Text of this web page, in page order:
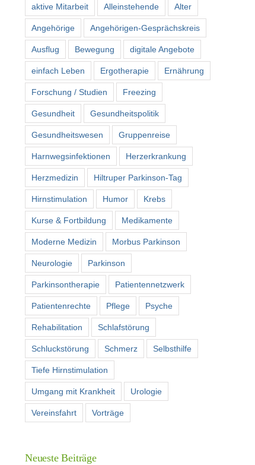
aktive Mitarbeit Alleinstehende Alter
Angehörige Angehörigen-Gesprächskreis
Ausflug Bewegung digitale Angebote
einfach Leben Ergotherapie Ernährung
Forschung / Studien Freezing
Gesundheit Gesundheitspolitik
Gesundheitswesen Gruppenreise
Harnwegsinfektionen Herzerkrankung
Herzmedizin Hiltruper Parkinson-Tag
Hirnstimulation Humor Krebs
Kurse & Fortbildung Medikamente
Moderne Medizin Morbus Parkinson
Neurologie Parkinson
Parkinsontherapie Patientennetzwerk
Patientenrechte Pflege Psyche
Rehabilitation Schlafstörung
Schluckstörung Schmerz Selbsthilfe
Tiefe Hirnstimulation
Umgang mit Krankheit Urologie
Vereinsfahrt Vorträge
Neueste Beiträge